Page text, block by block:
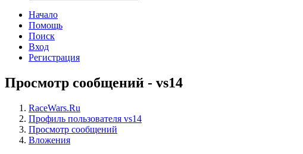
Начало
Помощь
Поиск
Вход
Регистрация
Просмотр сообщений - vs14
RaceWars.Ru
Профиль пользователя vs14
Просмотр сообщений
Вложения